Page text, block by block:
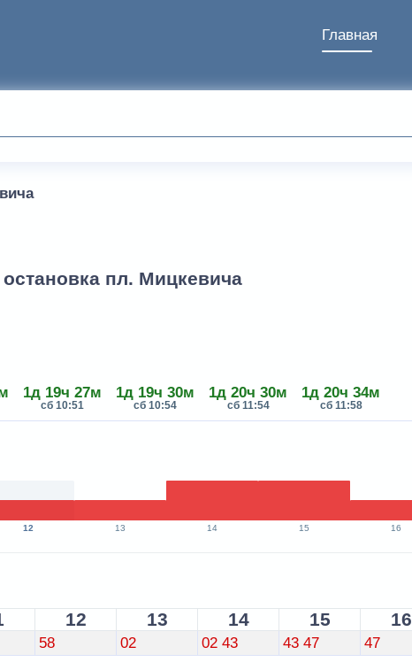
Главная
пл. Мицкевича
1д 19ч 27м
сб 10:51
1д 19ч 30м
сб 10:54
1д 20ч 30м
сб 11:54
1д 20ч 34м
сб 11:58
12 13 14 15 16
12 13 14 15 16
58 02 02 43 43 47 47